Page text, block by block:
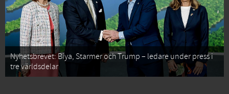
Nyhetsbrevet: Biya, Starmer och Trump – ledare under press i
tre världsdelar